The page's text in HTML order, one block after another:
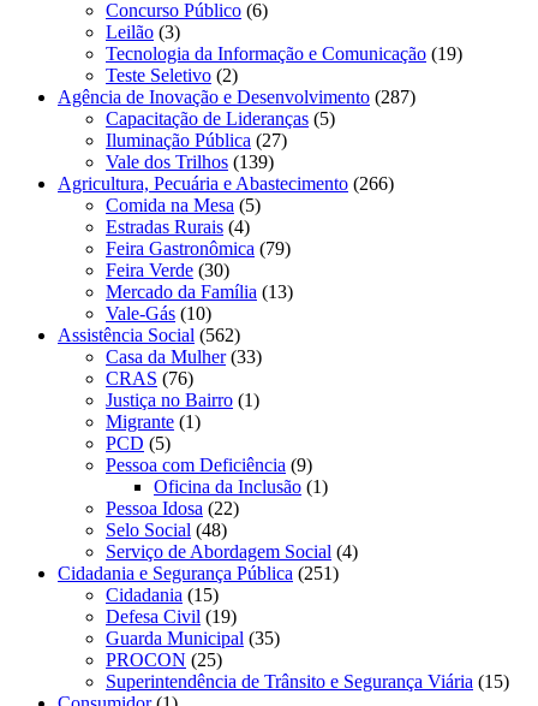
Concurso Público (6)
Leilão (3)
Tecnologia da Informação e Comunicação (19)
Teste Seletivo (2)
Agência de Inovação e Desenvolvimento (287)
Capacitação de Lideranças (5)
Iluminação Pública (27)
Vale dos Trilhos (139)
Agricultura, Pecuária e Abastecimento (266)
Comida na Mesa (5)
Estradas Rurais (4)
Feira Gastronômica (79)
Feira Verde (30)
Mercado da Família (13)
Vale-Gás (10)
Assistência Social (562)
Casa da Mulher(33)
CRAS (76)
Justiça no Bairro (1)
Migrante (1)
PCD (5)
Pessoa com Deficiência (9)
Oficina da Inclusão (1)
Pessoa Idosa (22)
Selo Social (48)
Serviço de Abordagem Social (4)
Cidadania e Segurança Pública (251)
Cidadania (15)
Defesa Civil (19)
Guarda Municipal (35)
PROCON (25)
Superintendência de Trânsito e Segurança Viária (15)